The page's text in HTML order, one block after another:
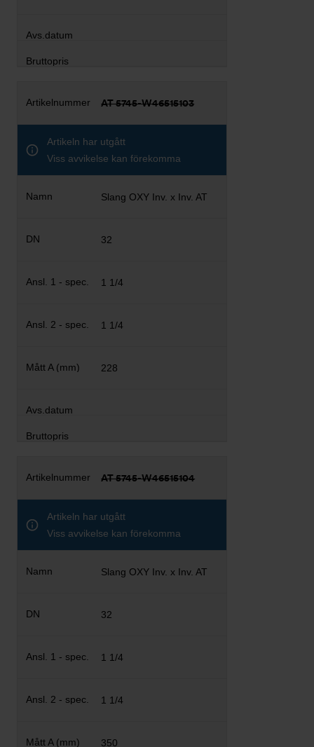
AT 5745-W46515103
Artikeln har utgått
Viss avvikelse kan förekomma
Slang OXY Inv. x Inv. AT
32
1 1/4
1 1/4
228
AT 5745-W46515104
Artikeln har utgått
Viss avvikelse kan förekomma
Slang OXY Inv. x Inv. AT
32
1 1/4
1 1/4
350